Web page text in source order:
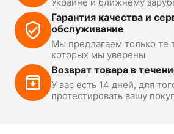
Гарантия качества и
обслуживание
Мы предлагаем только те
которых мы уверены
Возврат товара в
У вас есть 14 дней, для
протестировать вашу